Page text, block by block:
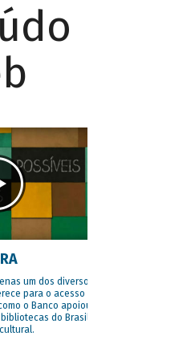
um dos diversos
para o acesso à
o Banco apoiou
do Brasil e